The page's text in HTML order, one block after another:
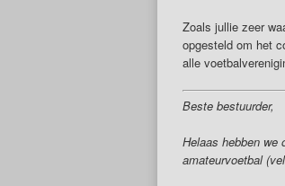
Zoals jullie zeer
opgesteld om het
alle
Beste bestuurder,
Helaas hebben we
amateurvoetbal